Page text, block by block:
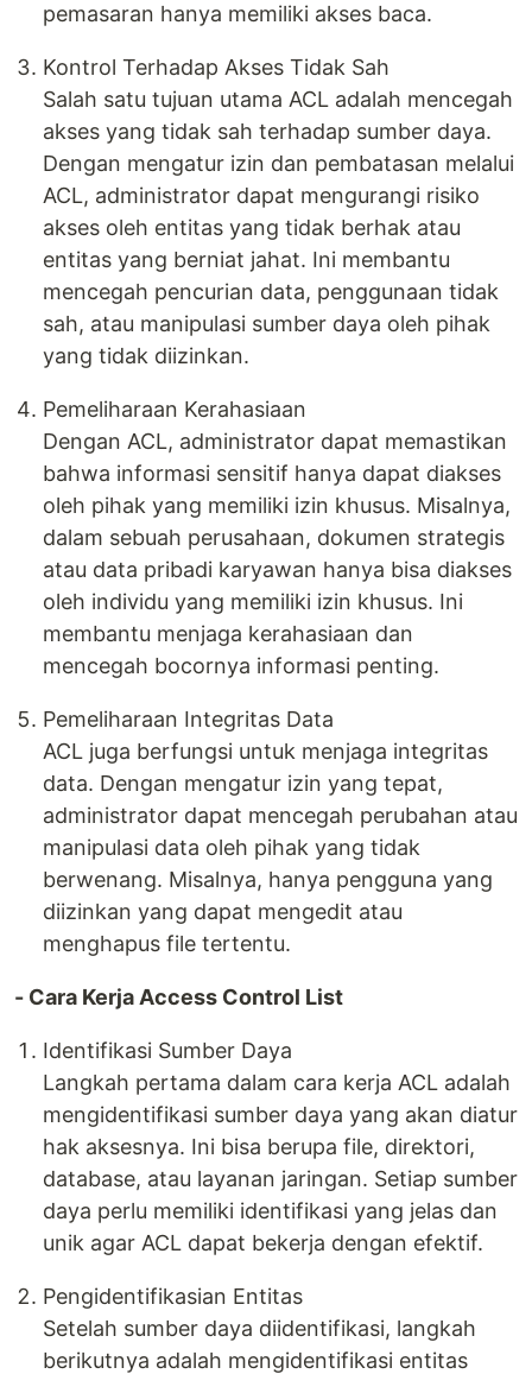
pemasaran hanya memiliki akses baca.
Kontrol Terhadap Akses Tidak Sah
Salah satu tujuan utama ACL adalah mencegah
akses yang tidak sah terhadap sumber daya.
Dengan mengatur izin dan pembatasan melalui
ACL, administrator dapat mengurangi risiko
akses oleh entitas yang tidak berhak atau
entitas yang berniat jahat. Ini membantu
mencegah pencurian data, penggunaan tidak
sah, atau manipulasi sumber daya oleh pihak
yang tidak diizinkan.
Pemeliharaan Kerahasiaan
Dengan ACL, administrator dapat memastikan
bahwa informasi sensitif hanya dapat diakses
oleh pihak yang memiliki izin khusus. Misalnya,
dalam sebuah perusahaan, dokumen strategis
atau data pribadi karyawan hanya bisa diakses
oleh individu yang memiliki izin khusus. Ini
membantu menjaga kerahasiaan dan
mencegah bocornya informasi penting.
Pemeliharaan Integritas Data
ACL juga berfungsi untuk menjaga integritas
data. Dengan mengatur izin yang tepat,
administrator dapat mencegah perubahan atau
manipulasi data oleh pihak yang tidak
berwenang. Misalnya, hanya pengguna yang
diizinkan yang dapat mengedit atau
menghapus file tertentu.
- Cara Kerja Access Control List
Identifikasi Sumber Daya
Langkah pertama dalam cara kerja ACL adalah
mengidentifikasi sumber daya yang akan diatur
hak aksesnya. Ini bisa berupa file, direktori,
database, atau layanan jaringan. Setiap sumber
daya perlu memiliki identifikasi yang jelas dan
unik agar ACL dapat bekerja dengan efektif.
Pengidentifikasian Entitas
Setelah sumber daya diidentifikasi, langkah
berikutnya adalah mengidentifikasi entitas